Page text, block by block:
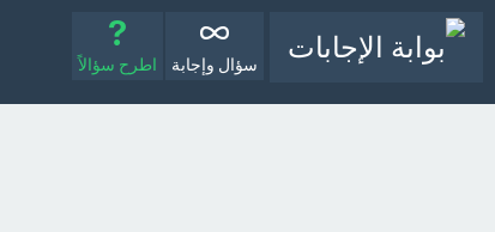
سؤال وإجابة اطرح سؤالاً